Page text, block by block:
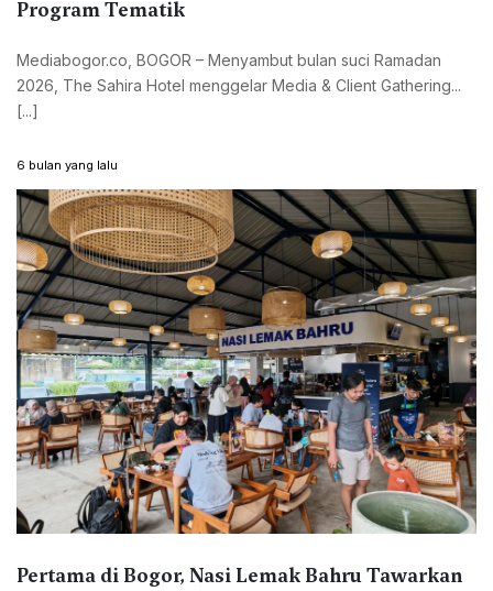
Program Tematik
Mediabogor.co, BOGOR – Menyambut bulan suci Ramadan
2026, The Sahira Hotel menggelar Media & Client Gathering...
[...]
6 bulan yang lalu
Pertama di Bogor, Nasi Lemak Bahru Tawarkan